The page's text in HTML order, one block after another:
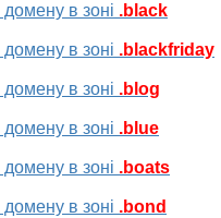
в зоні .black
в зоні .blackfriday
в зоні .blog
в зоні .blue
в зоні .boats
в зоні .bond